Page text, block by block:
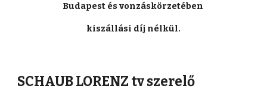
Budapest és vonzáskörzetében
kiszállási díj nélkül.
SCHAUB LORENZ tv szerelő